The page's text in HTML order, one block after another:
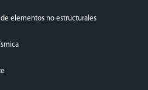
elementos no estructurales